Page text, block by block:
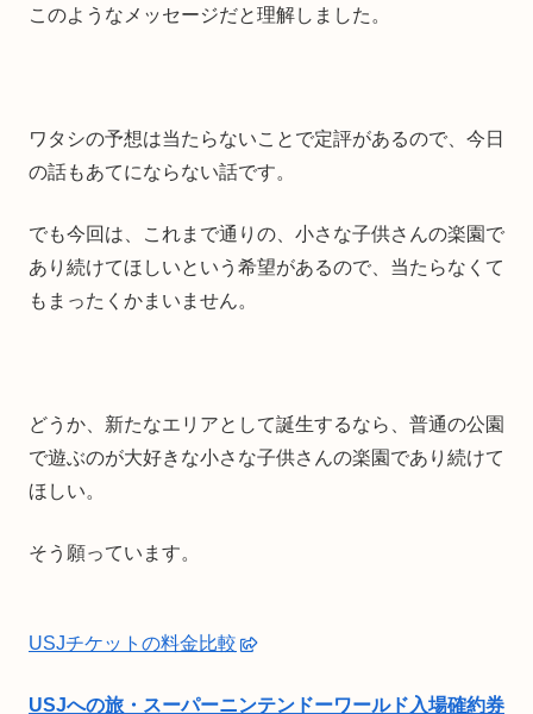
このようなメッセージだと理解しました。
ワタシの予想は当たらないことで定評があるので、今日
の話もあてにならない話です。
でも今回は、これまで通りの、小さな子供さんの楽園で
あり続けてほしいという希望があるので、当たらなくて
もまったくかまいません。
どうか、新たなエリアとして誕生するなら、普通の公園
で遊ぶのが大好きな小さな子供さんの楽園であり続けて
ほしい。
そう願っています。
USJチケットの料金比較
USJへの旅・スーパーニンテンドーワールド入場確約券